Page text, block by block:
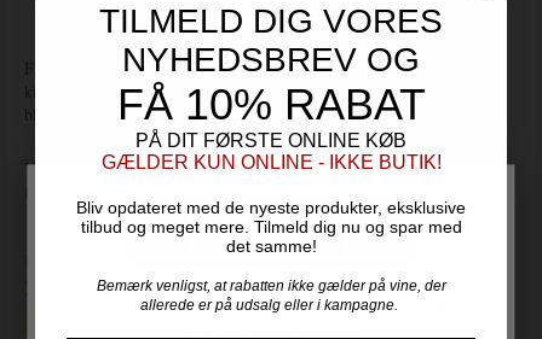
For at handle hos Vinogvin.dk skal du være over 18 år.
Farven er dyb rubinrød. Duften er klassisk ren Barbera med noter af
kirsebær, brombær og røgkarakter fra fadet. Smagen er frugtig med
bløde moderate tanniner, god mundfylde og intensitet.
Vinen er lavet på 100% Barbera - Drik nu eller gem i op til 10 år
DKK / fl.
TILMELD DIG VORES
NYHEDSBREV OG
FÅ 10% RABAT
PÅ DIT FØRSTE ONLINE KØB
GÆLDER KUN ONLINE - IKKE BUTIK!
Bliv opdateret med de nyeste produkter, eksklusive
tilbud og meget mere. Tilmeld dig nu og spar med
det samme!
Bemærk venligst, at rabatten ikke gælder på vine, der
allerede er på udsalg eller i kampagne.